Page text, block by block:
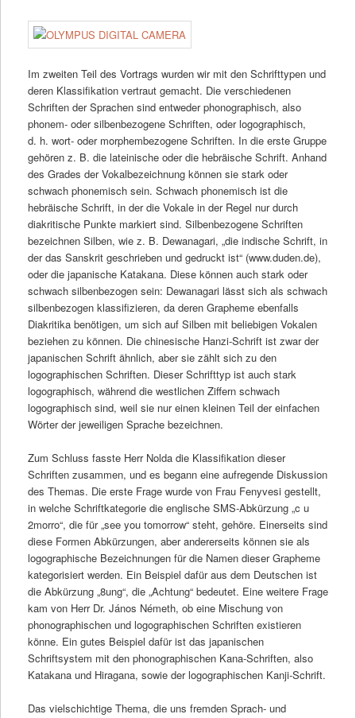
Im zweiten Teil des Vortrags wurden wir mit den Schrifttypen und
deren Klassifikation vertraut gemacht. Die verschiedenen
Schriften der Sprachen sind entweder phonographisch, also
phonem- oder silbenbezogene Schriften, oder logographisch,
d. h. wort- oder morphembezogene Schriften. In die erste Gruppe
gehören z. B. die lateinische oder die hebräische Schrift. Anhand
des Grades der Vokalbezeichnung können sie stark oder
schwach phonemisch sein. Schwach phonemisch ist die
hebräische Schrift, in der die Vokale in der Regel nur durch
diakritische Punkte markiert sind. Silbenbezogene Schriften
bezeichnen Silben, wie z. B. Dewanagari, „die indische Schrift, in
der das Sanskrit geschrieben und gedruckt ist“ (www.duden.de),
oder die japanische Katakana. Diese können auch stark oder
schwach silbenbezogen sein: Dewanagari lässt sich als schwach
silbenbezogen klassifizieren, da deren Grapheme ebenfalls
Diakritika benötigen, um sich auf Silben mit beliebigen Vokalen
beziehen zu können. Die chinesische Hanzi-Schrift ist zwar der
japanischen Schrift ähnlich, aber sie zählt sich zu den
logographischen Schriften. Dieser Schrifttyp ist auch stark
logographisch, während die westlichen Ziffern schwach
logographisch sind, weil sie nur einen kleinen Teil der einfachen
Wörter der jeweiligen Sprache bezeichnen.
Zum Schluss fasste Herr Nolda die Klassifikation dieser
Schriften zusammen, und es begann eine aufregende Diskussion
des Themas. Die erste Frage wurde von Frau Fenyvesi gestellt,
in welche Schriftkategorie die englische SMS-Abkürzung „c u
2morro“, die für „see you tomorrow“ steht, gehöre. Einerseits sind
diese Formen Abkürzungen, aber andererseits können sie als
logographische Bezeichnungen für die Namen dieser Grapheme
kategorisiert werden. Ein Beispiel dafür aus dem Deutschen ist
die Abkürzung „8ung“, die „Achtung“ bedeutet. Eine weitere Frage
kam von Herr Dr. János Németh, ob eine Mischung von
phonographischen und logographischen Schriften existieren
könne. Ein gutes Beispiel dafür ist das japanischen
Schriftsystem mit den phonographischen Kana-Schriften, also
Katakana und Hiragana, sowie der logographischen Kanji-Schrift.
Das vielschichtige Thema, die uns fremden Sprach- und